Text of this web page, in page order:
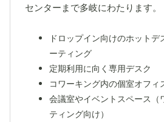
センターまで多岐にわたります。
ドロップイン向けのホット
ーティング
定期利用に向く専用デスク
コワーキング内の個室オフィ
会議室やイベントスペース（
ティング向け）